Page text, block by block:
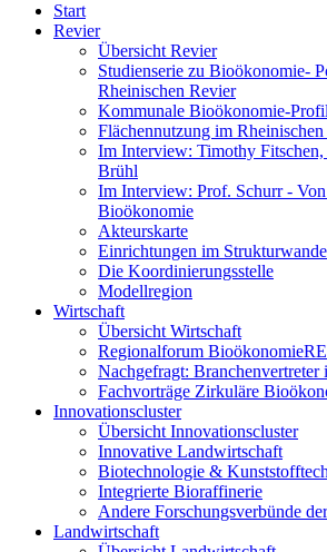
Start
Revier
Übersicht Revier
Studienserie zu Bioökonomie-
Rheinischen Revier
Kommunale Bioökonomie-
Flächennutzung im
Im Interview: Timothy
Brühl
Im Interview: Prof. Schurr -
Bioökonomie
Akteurskarte
Einrichtungen im
Die Koordinierungsstelle
Modellregion
Wirtschaft
Übersicht Wirtschaft
Regionalforum
Nachgefragt:
Fachvorträge Zirkuläre
Innovationscluster
Übersicht Innovationscluster
Innovative Landwirtschaft
Biotechnologie &
Integrierte Bioraffinerie
Andere Forschungsverbünde
Landwirtschaft